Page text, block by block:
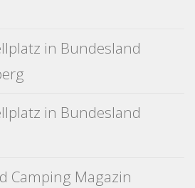
in Bundesland
in Bundesland
Camping Magazin